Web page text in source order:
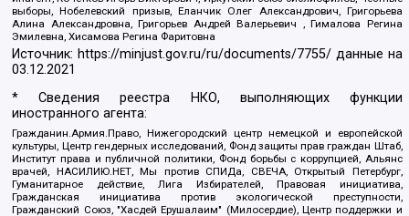
выборы, Нобелевский призыв, Еланчик Олег Александрович, Григорьева
Алина Александровна, Григорьев Андрей Валерьевич , Гималова Регина
Эмилевна, Хисамова Регина Фаритовна
Источник: https://minjust.gov.ru/ru/documents/7755/ данные на
03.12.2021
* Сведения реестра НКО, выполняющих функции
иностранного агента:
Гражданин.Армия.Право, Нижегородский центр немецкой и европейской
культуры, Центр гендерных исследований, Фонд защиты прав граждан Штаб,
Институт права и публичной политики, Фонд борьбы с коррупцией, Альянс
врачей, НАСИЛИЮ.НЕТ, Мы против СПИДа, СВЕЧА, Открытый Петербург,
Гуманитарное действие, Лига Избирателей, Правовая инициатива,
Гражданская инициатива против экологической преступности,
Гражданский Союз, "Хасдей Ерушалаим" (Милосердие), Центр поддержки и